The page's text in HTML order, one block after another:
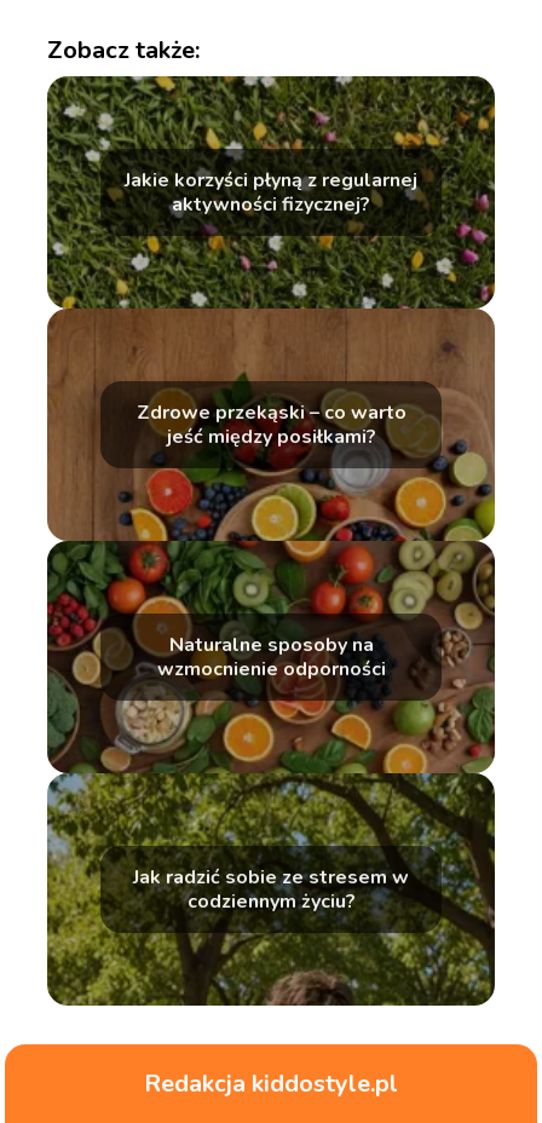
Zobacz także:
Jakie korzyści płyną z regularnej
aktywności fizycznej?
Zdrowe przekąski – co warto
jeść między posiłkami?
Naturalne sposoby na
wzmocnienie odporności
Jak radzić sobie ze stresem w
codziennym życiu?
Redakcja kiddostyle.pl